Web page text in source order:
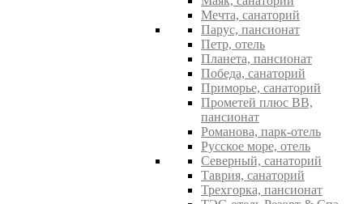
Мечта, санаторий
Парус, пансионат
Петр, отель
Планета, пансионат
Победа, санаторий
Приморье, санаторий
Прометей плюс ВВ,
пансионат
Романова, парк-отель
Русское море, отель
Северный, санаторий
Таврия, санаторий
Трехгорка, пансионат